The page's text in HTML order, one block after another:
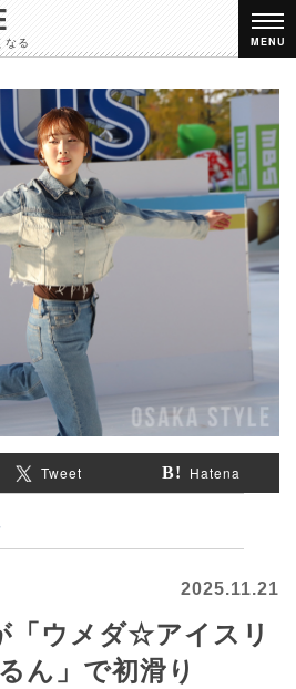
なる MENU
Tweet Hatena
2025.11.21
「ウメダ☆アイスリ
ん」で初滑り